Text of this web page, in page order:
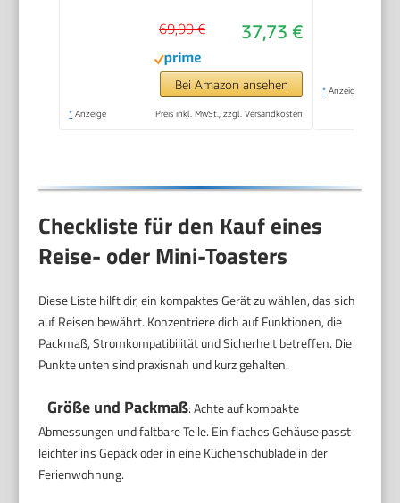
Aufwärm- und
Defroster-Stufe,
Edelstahl gebürstet,
schwarz, 1.400 W, AT
37,73 €
69,99 €
Bei Amazon ansehen
* Anzeige Preis inkl. MwSt., zzgl. Versandkosten
* Anzeige
Checkliste für den Kauf eines
Reise- oder Mini-Toasters
Diese Liste hilft dir, ein kompaktes Gerät zu wählen, das sich
auf Reisen bewährt. Konzentriere dich auf Funktionen, die
Packmaß, Stromkompatibilität und Sicherheit betreffen. Die
Punkte unten sind praxisnah und kurz gehalten.
Größe und Packmaß: Achte auf kompakte
Abmessungen und faltbare Teile. Ein flaches Gehäuse passt
leichter ins Gepäck oder in eine Küchenschublade in der
Ferienwohnung.